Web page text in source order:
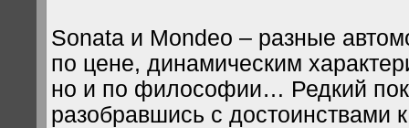
Sonata и Mondeo – разные
по цене, динамическим
но и по философии… Редкий
разобравшись с достоинствами